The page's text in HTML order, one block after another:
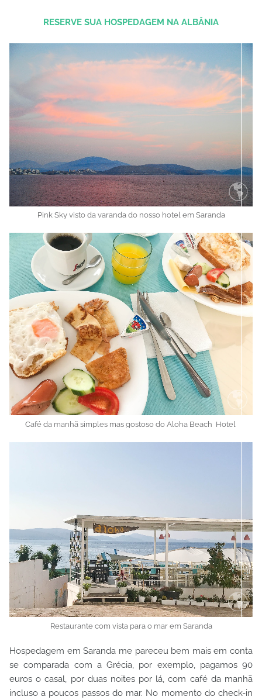
RESERVE SUA HOSPEDAGEM NA ALBÂNIA
Pink Sky visto da varanda do nosso hotel em Saranda
Café da manhã simples mas gostoso do Aloha Beach Hotel
Restaurante com vista para o mar em Saranda
Hospedagem em Saranda me pareceu bem mais em conta
se comparada com a Grécia, por exemplo, pagamos 90
euros o casal, por duas noites por lá, com café da manhã
incluso a poucos passos do mar. No momento do check-in